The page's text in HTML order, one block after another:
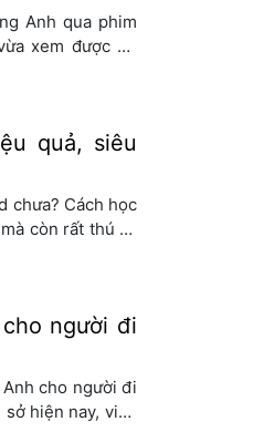
Anh qua phim
xem được bộ
quả, siêu
chưa? Cách học
còn rất thú vị,
người đi
cho người đi
hiện nay, việc